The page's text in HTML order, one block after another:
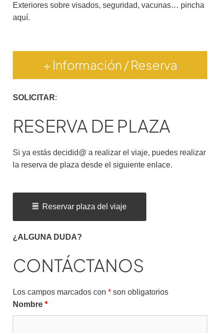
Exteriores sobre visados, seguridad, vacunas… pincha
aquí.
+ Información / Reserva
SOLICITAR:
RESERVA DE PLAZA
Si ya estás decidid@ a realizar el viaje, puedes realizar
la reserva de plaza desde el siguiente enlace.
Reservar plaza del viaje
¿ALGUNA DUDA?
CONTÁCTANOS
Los campos marcados con * son obligatorios
Nombre *